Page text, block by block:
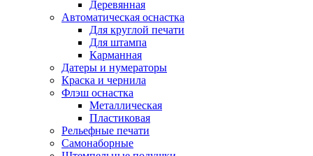
Деревянная
Автоматическая оснастка
Для круглой печати
Для штампа
Карманная
Датеры и нумераторы
Краска и чернила
Флэш оснастка
Металлическая
Пластиковая
Рельефные печати
Самонаборные